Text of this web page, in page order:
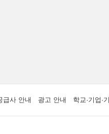
급사 안내 광고 안내 학교·기업·